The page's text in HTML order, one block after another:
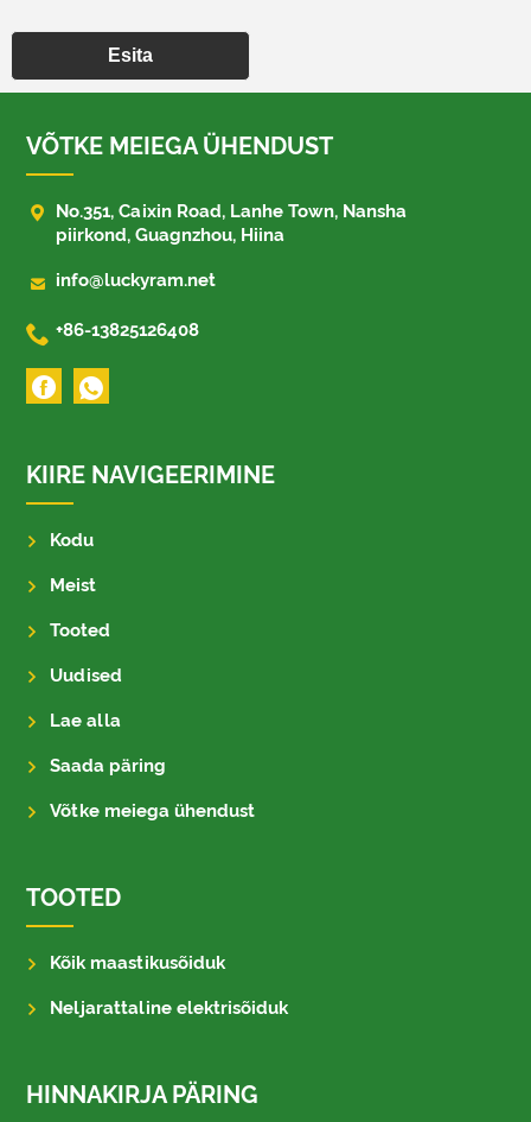
Esita
VÕTKE MEIEGA ÜHENDUST

No.351, Caixin Road, Lanhe Town, Nansha
piirkond, Guagnzhou, Hiina
 info@luckyram.net
 +86-13825126408
KIIRE NAVIGEERIMINE
Kodu
Meist
Tooted
Uudised
Lae alla
Saada päring
Võtke meiega ühendust
TOOTED
Kõik maastikusõiduk
Neljarattaline elektrisõiduk
HINNAKIRJA PÄRING